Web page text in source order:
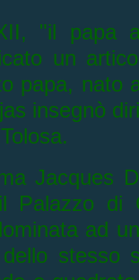
"il papa
un
papa, nato
insegnò
Jacques
Palazzo di
ad
stesso